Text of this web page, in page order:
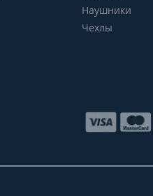
Наушники
Чехлы